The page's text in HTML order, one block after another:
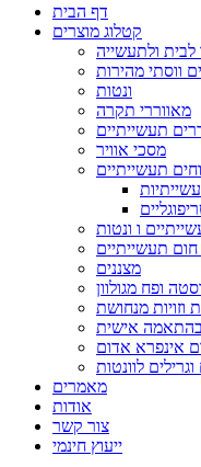
דף הבית
קטלוג מוצרים
לבית ולתעשייה
ווסתי מהירות
ונטות
מאווררי תקרה
תעשייתיים
מסכי אוויר
תעשייתיים
ו ונטות
חום תעשייתיים
מצננים
ופח מגולוון
וזויות מנחושת
אישית
אינפרא אדום
לוונטות
מאמרים
אודות
צור קשר
ייעוץ חינמי